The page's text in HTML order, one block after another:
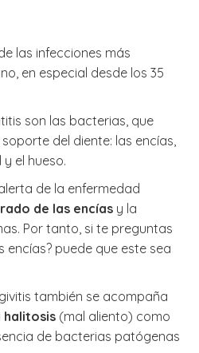
las infecciones más
en especial desde los 35
son las bacterias, que
del diente: las encías,
el hueso.
de la enfermedad
de las encías y la
Por tanto, si te preguntas
encías? puede que este sea
también se acompaña
halitosis (mal aliento) como
de bacterias patógenas